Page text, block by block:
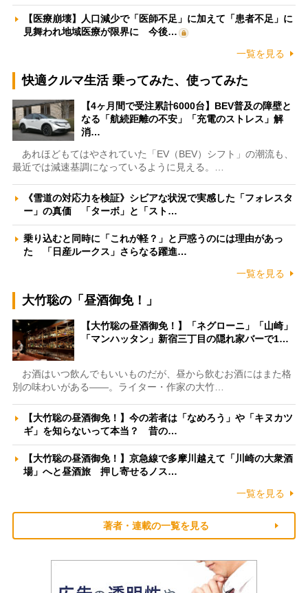
【医療崩壊】人口減少で「医師不足」に加えて「患者不足」に
見舞われ地域医療が限界に 今後…
一覧を見る
快適クルマ生活 乗ってみた、使ってみた
【4ヶ月間で受注累計6000台】BEV普及の障壁と
なる「航続距離の不安」「充電のストレス」解
消…
あれほどもてはやされていた「EV（BEV）シフト」の潮流も、
最近では減速基調になっているように見える。…
《雪道の対応力を検証》シビアな状況で実感した「フォレスタ
ー」の真価 「ターボ」と「スト…
乗り込むと同時に「これが軽？」と戸惑うのには理由があっ
た 「日産ルークス」さらなる躍進…
一覧を見る
大竹聡の「昼酒御免！」
【大竹聡の昼酒御免！】「ネグローニ」「山崎」
「マンハッタン」新宿三丁目の隠れ家バーで1…
お酒はいつ飲んでもいいものだが、昼から飲むお酒にはまた格
別の味わいがある――。ライター・作家の大竹…
【大竹聡の昼酒御免！】今の若者は「なめろう」や「キヌカツ
ギ」を知らないって本当？ 昔の…
【大竹聡の昼酒御免！】京急線で多摩川越えて「川崎の大衆酒
場」へと昼酒旅 押し寄せるノス…
一覧を見る
著者・連載の一覧を見る